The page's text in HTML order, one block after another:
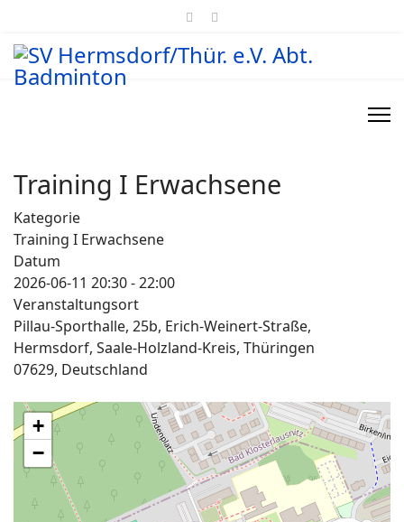
Training I Erwachsene
Kategorie
Training I Erwachsene
Datum
2026-06-11 20:30-22:00
Veranstaltungsort
Pillau-Sporthalle, 25b, Erich-Weinert-Straße,
Hermsdorf, Saale-Holzland-Kreis, Thüringen
07629, Deutschland
+
−